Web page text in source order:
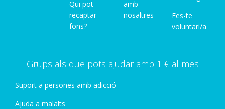
Qui pot
recaptar
fons?
amb
nosaltres
Fes-te
voluntari/a
Grups als que pots ajudar amb 1 € al mes
Suport a persones amb adicció
Ajuda a malalts